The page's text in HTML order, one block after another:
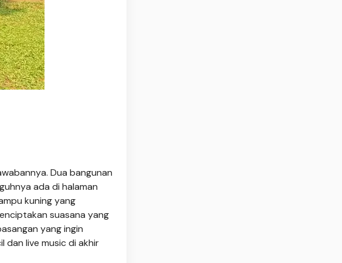
Dua bangunan
ada di halaman
kuning yang
suasana yang
yang ingin
dan live music di akhir